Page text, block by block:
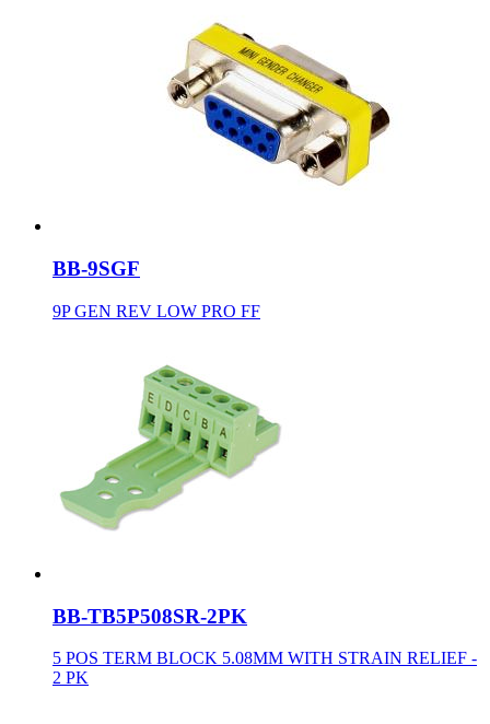
BB-9SGF
9P GEN REV LOW PRO FF
BB-TB5P508SR-2PK
5 POS TERM BLOCK 5.08MM WITH STRAIN RELIEF -
2 PK